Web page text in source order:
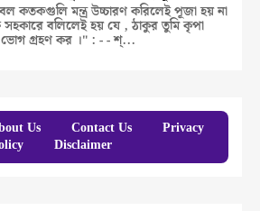
কতকগুলি মন্ত্র উচ্চারণ করিলেই পূজা হয় না
সহকারে বলিলেই হয় যে , ঠাকুর তুমি কৃপা
ভোগ গ্রহণ কর ।" : - - শ্...
Us Contact Us
Privacy
Disclaimer